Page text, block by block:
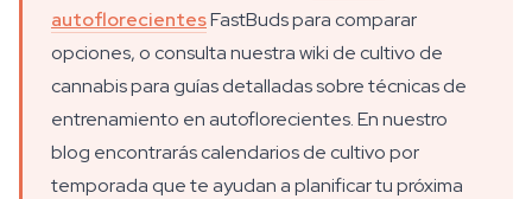
autoflorecientesFastBuds para comparar
opciones, o consulta nuestra wiki de cultivo de
cannabis para guías detalladas sobre técnicas de
entrenamiento en autoflorecientes. En nuestro
blog encontrarás calendarios de cultivo por
temporada que te ayudan a planificar tu próxima